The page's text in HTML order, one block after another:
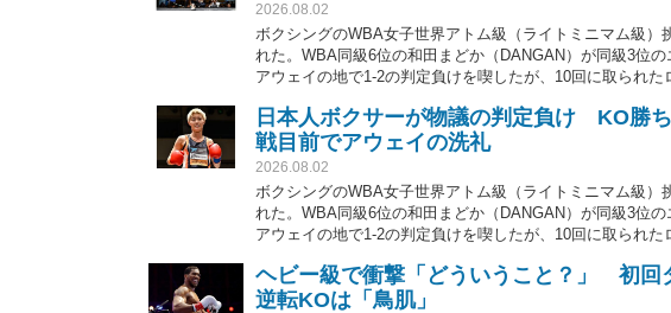
2026.08.02
ボクシングのWBA女子世界アトム級（ライトミニマム級
れた。WBA同級6位の和田まどか（DANGAN）が同級3位
アウェイの地で1-2の判定負けを喫したが、10回に取られ
日本人ボクサーが物議の判定負け KO勝
戦目前でアウェイの洗礼
2026.08.02
ボクシングのWBA女子世界アトム級（ライトミニマム級
れた。WBA同級6位の和田まどか（DANGAN）が同級3位
アウェイの地で1-2の判定負けを喫したが、10回に取られた
ヘビー級で衝撃「どういうこと？」 初
逆転KOは「鳥肌」